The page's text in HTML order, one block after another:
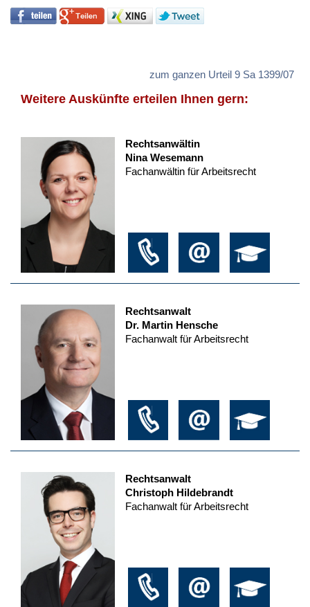
zum ganzen Urteil 9 Sa 1399/07
Weitere Auskünfte erteilen Ihnen gern:
Rechtsanwältin
Nina Wesemann
Fachanwältin für Arbeitsrecht
Rechtsanwalt
Dr. Martin Hensche
Fachanwalt für Arbeitsrecht
Rechtsanwalt
Christoph Hildebrandt
Fachanwalt für Arbeitsrecht